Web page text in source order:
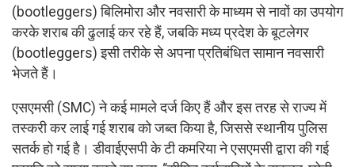
(bootleggers) बिलिमोरा और नवसारी के माध्यम से नावों का उपयोग
करके शराब की ढुलाई कर रहे हैं, जबकि मध्य प्रदेश के बूटलेगर
(bootleggers) इसी तरीके से अपना प्रतिबंधित सामान नवसारी
भेजते हैं।
एसएमसी (SMC) ने कई मामले दर्ज किए हैं और इस तरह से राज्य में
तस्करी कर लाई गई शराब को जब्त किया है, जिससे स्थानीय पुलिस
सतर्क हो गई है। डीवाईएसपी के टी कमरिया ने एसएमसी द्वारा की गई